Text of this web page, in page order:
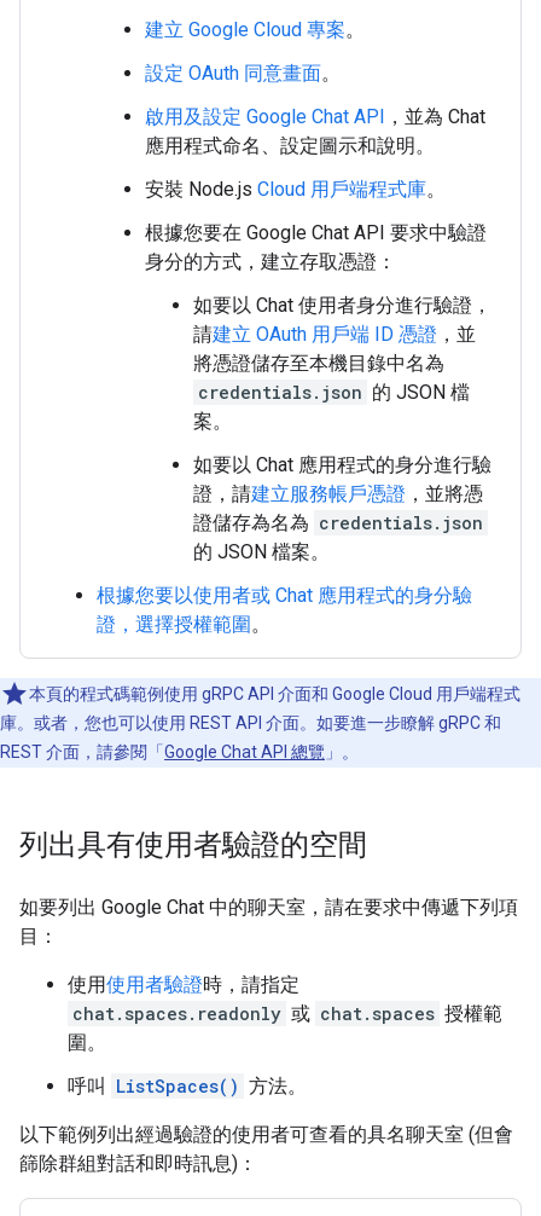
建立 Google Cloud 專案。
設定 OAuth 同意畫面。
啟用及設定 Google Chat API ，並為 Chat
應用程式命名、設定圖示和說明。
安裝 Node.js Cloud 用戶端程式庫。
根據您要在 Google Chat API 要求中驗證
身分的方式，建立存取憑證：
如要以 Chat 使用者身分進行驗證，
請建立 OAuth 用戶端 ID 憑證 ，並
將憑證儲存至本機目錄中名為
credentials.json 的 JSON 檔
案。
如要以 Chat 應用程式的身分進行驗
證，請建立服務帳戶憑證 ，並將憑
證儲存為名為 credentials.json
的 JSON 檔案。
根據您要以使用者或 Chat 應用程式的身分驗
證，選擇授權範圍。
本頁的程式碼範例使用 gRPC API 介面和 Google Cloud 用戶端程式
庫。或者，您也可以使用 REST API 介面。如要進一步瞭解 gRPC 和
REST 介面，請參閱「 Google Chat API 總覽 」。
列出具有使用者驗證的空間
如要列出 Google Chat 中的聊天室，請在要求中傳遞下列項
目：
使用使用者驗證時，請指定
chat.spaces.readonly 或 chat.spaces 授權範
圍。
呼叫
ListSpaces() 方法。
以下範例列出經過驗證的使用者可查看的具名聊天室 (但會
篩除群組對話和即時訊息)：